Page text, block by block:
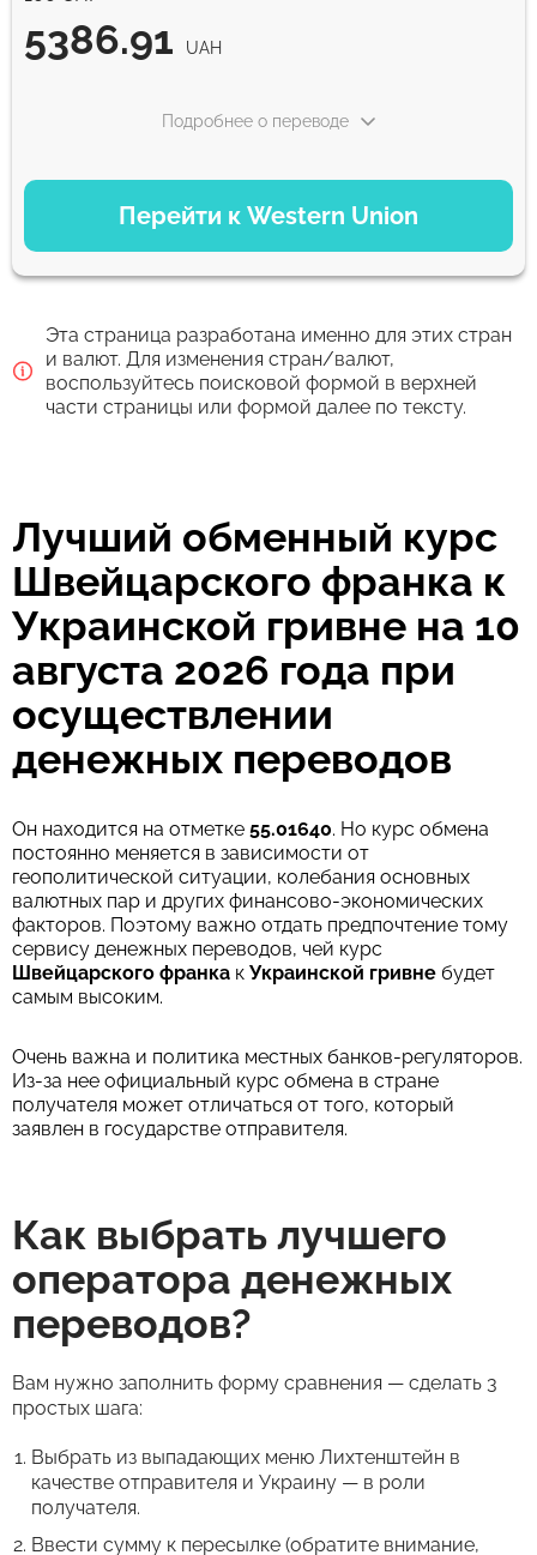
5386.91 UAH
Перейти к Western Union
Подробнее о переводе
ВАРИАНТЫ ОПЛАТЫ
Debit/Credit Сard
5386.91 UAH 1-2 мин
Для новых пользователей первый перевод без комиссии и
лучший курс обмена
Эта страница разработана именно для этих стран
и валют. Для изменения стран/валют,
воспользуйтесь поисковой формой в верхней
части страницы или формой далее по тексту.
Лучший обменный курс
Швейцарского франка к
Украинской гривне на 10
августа 2026 года при
осуществлении
денежных переводов
Он находится на отметке 55.01640. Но курс обмена
постоянно меняется в зависимости от
геополитической ситуации, колебания основных
валютных пар и других финансово-экономических
факторов. Поэтому важно отдать предпочтение тому
сервису денежных переводов, чей курс
Швейцарского франка к Украинской гривне будет
самым высоким.
Очень важна и политика местных банков-регуляторов.
Из-за нее официальный курс обмена в стране
получателя может отличаться от того, который
заявлен в государстве отправителя.
Как выбрать лучшего
оператора денежных
переводов?
Вам нужно заполнить форму сравнения — сделать 3
простых шага:
Выбрать из выпадающих меню Лихтенштейн в
качестве отправителя и Украину — в роли
получателя.
Ввести сумму к пересылке (обратите внимание,